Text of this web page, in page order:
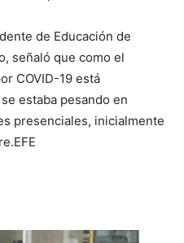
de Educación de
señaló que como el
COVID-19 está
estaba pesando en
presenciales, inicialmente